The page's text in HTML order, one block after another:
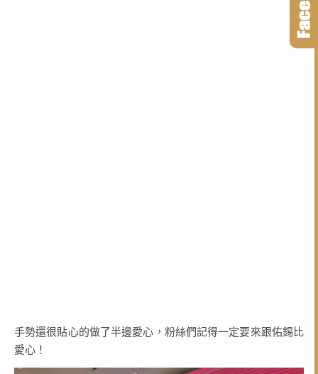
手勢還很貼心的做了半邊愛心，粉絲們記得一定要來跟佑錫比
愛心！